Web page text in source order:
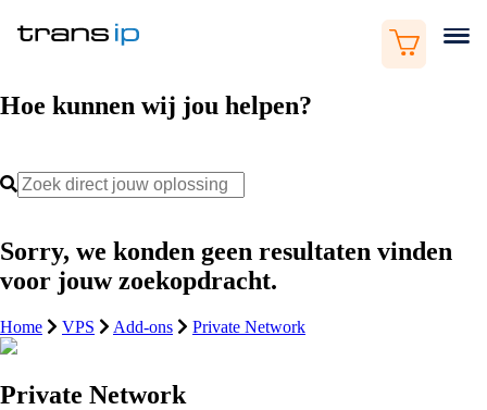
Hoe kunnen wij jou helpen?
Sorry, we konden geen resultaten vinden
voor jouw zoekopdracht.
Home VPS Add-ons Private Network
Private Network